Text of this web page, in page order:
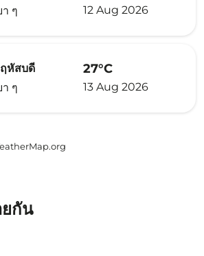
า ๆ
12 Aug 2026
หัสบดี
า ๆ
27°C
13 Aug 2026
กัน